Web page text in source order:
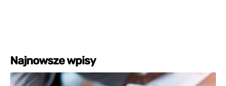
Najnowsze wpisy